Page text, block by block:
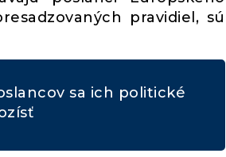
pravidiel, sú
sa ich politické